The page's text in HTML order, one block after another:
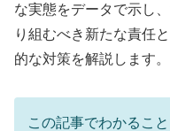
な実態をデータで示し
り組むべき新たな責任
的な対策を解説します。
この記事でわかるこ